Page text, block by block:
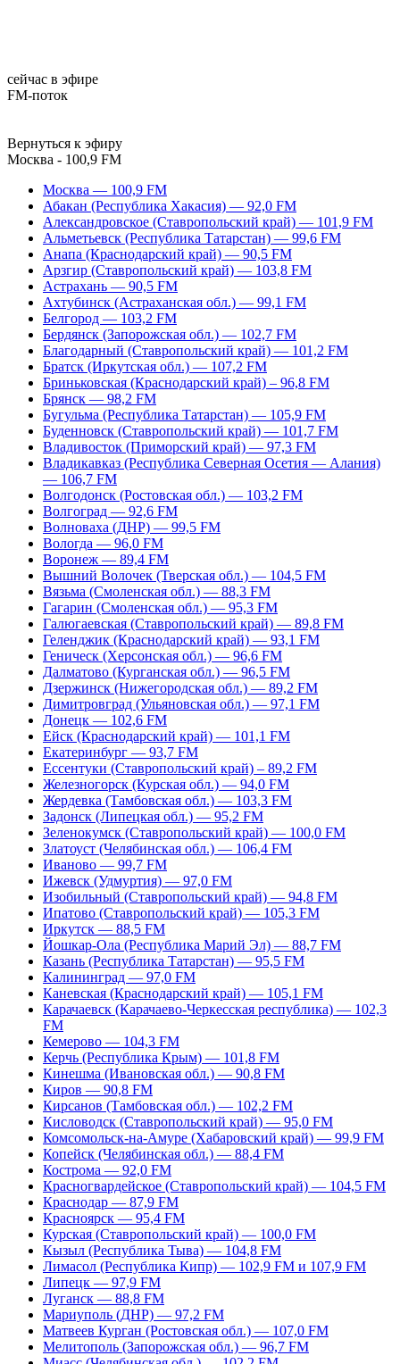
сейчас в эфире
FM-поток
Вернуться к эфиру
Москва - 100,9 FM
Москва — 100,9 FM
Абакан (Республика Хакасия) — 92,0 FM
Александровское (Ставропольский край) — 101,9 FM
Альметьевск (Республика Татарстан) — 99,6 FM
Анапа (Краснодарский край) — 90,5 FM
Арзгир (Ставропольский край) — 103,8 FM
Астрахань — 90,5 FM
Ахтубинск (Астраханская обл.) — 99,1 FM
Белгород — 103,2 FM
Бердянск (Запорожская обл.) — 102,7 FM
Благодарный (Ставропольский край) — 101,2 FM
Братск (Иркутская обл.) — 107,2 FM
Бриньковская (Краснодарский край) – 96,8 FM
Брянск — 98,2 FM
Бугульма (Республика Татарстан) — 105,9 FM
Буденновск (Ставропольский край) — 101,7 FM
Владивосток (Приморский край) — 97,3 FM
Владикавказ (Республика Северная Осетия — Алания)
— 106,7 FM
Волгодонск (Ростовская обл.) — 103,2 FM
Волгоград — 92,6 FM
Волноваха (ДНР) — 99,5 FM
Вологда — 96,0 FM
Воронеж — 89,4 FM
Вышний Волочек (Тверская обл.) — 104,5 FM
Вязьма (Смоленская обл.) — 88,3 FM
Гагарин (Смоленская обл.) — 95,3 FM
Галюгаевская (Ставропольский край) — 89,8 FM
Геленджик (Краснодарский край) — 93,1 FM
Геническ (Херсонская обл.) — 96,6 FM
Далматово (Курганская обл.) — 96,5 FM
Дзержинск (Нижегородская обл.) — 89,2 FM
Димитровград (Ульяновская обл.) — 97,1 FM
Донецк — 102,6 FM
Ейск (Краснодарский край) — 101,1 FM
Екатеринбург — 93,7 FM
Ессентуки (Ставропольский край) – 89,2 FM
Железногорск (Курская обл.) — 94,0 FM
Жердевка (Тамбовская обл.) — 103,3 FM
Задонск (Липецкая обл.) — 95,2 FM
Зеленокумск (Ставропольский край) — 100,0 FM
Златоуст (Челябинская обл.) — 106,4 FM
Иваново — 99,7 FM
Ижевск (Удмуртия) — 97,0 FM
Изобильный (Ставропольский край) — 94,8 FM
Ипатово (Ставропольский край) — 105,3 FM
Иркутск — 88,5 FM
Йошкар-Ола (Республика Марий Эл) — 88,7 FM
Казань (Республика Татарстан) — 95,5 FM
Калининград — 97,0 FM
Каневская (Краснодарский край) — 105,1 FM
Карачаевск (Карачаево-Черкесская республика) — 102,3
FM
Кемерово — 104,3 FM
Керчь (Республика Крым) — 101,8 FM
Кинешма (Ивановская обл.) — 90,8 FM
Киров — 90,8 FM
Кирсанов (Тамбовская обл.) — 102,2 FM
Кисловодск (Ставропольский край) — 95,0 FM
Комсомольск-на-Амуре (Хабаровский край) — 99,9 FM
Копейск (Челябинская обл.) — 88,4 FM
Кострома — 92,0 FM
Красногвардейское (Ставропольский край) — 104,5 FM
Краснодар — 87,9 FM
Красноярск — 95,4 FM
Курская (Ставропольский край) — 100,0 FM
Кызыл (Республика Тыва) — 104,8 FM
Лимасол (Республика Кипр) — 102,9 FM и 107,9 FM
Липецк — 97,9 FM
Луганск — 88,8 FM
Мариуполь (ДНР) — 97,2 FM
Матвеев Курган (Ростовская обл.) — 107,0 FM
Мелитополь (Запорожская обл.) — 96,7 FM